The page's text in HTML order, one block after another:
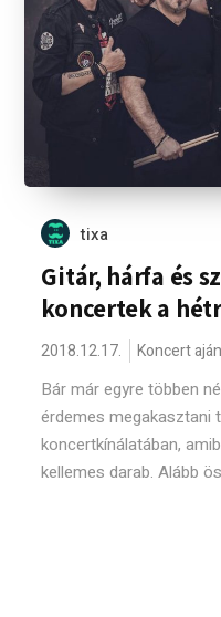
tixa
Gitár, hárfa és
koncertek a
2018.12.17. Koncert
Bár már egyre többen
érdemes megakasztani
koncertkínálatában,
kellemes darab. Alább